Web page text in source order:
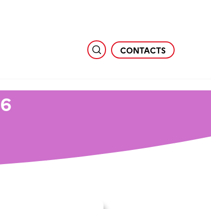
CONTACTS